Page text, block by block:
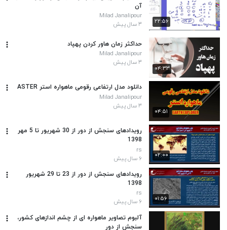
۲۲:۵۶
آن
Milad Janalipour
۳ سال پیش
۰۴:۳۳
حداکثر زمان هاور کردن پهپاد
Milad Janalipour
۳ سال پیش
۰۴:۵۱
دانلود مدل ارتفاعی رقومی ماهواره استر ASTER
Milad Janalipour
۳ سال پیش
۰۲:۰۰
رویدادهای سنجش از دور از 30 شهریور تا 5 مهر
1398
rs
۶ سال پیش
۰۱:۵۶
رویدادهای سنجش از دور از 23 تا 29 شهریور
1398
rs
۶ سال پیش
آلبوم تصاویر ماهواره ای از چشم اندازهای کشور،
سنجش از دور